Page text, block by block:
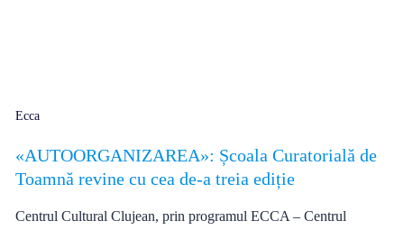
Ecca
«AUTOORGANIZAREA»: Școala Curatorială de
Toamnă revine cu cea de-a treia ediție
Centrul Cultural Clujean, prin programul ECCA – Centrul